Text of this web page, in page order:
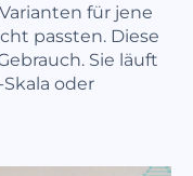
für jene
passten. Diese
Sie läuft
oder